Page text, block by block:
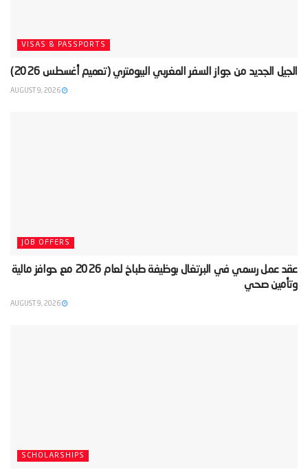
VISAS & PASSPORTS
‫الجيل الجديد من جواز السفر المغربي البيومتري (تعميم أغسطس 2026)‬
JOB OFFERS
‫عقد عمل رسمي في البرتغال بوظيفة طباخ لعام 2026 مع حوافز مالية
وتأمين صحي‬
SCHOLARSHIPS